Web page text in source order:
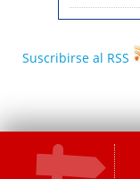
Suscribirse al RSS